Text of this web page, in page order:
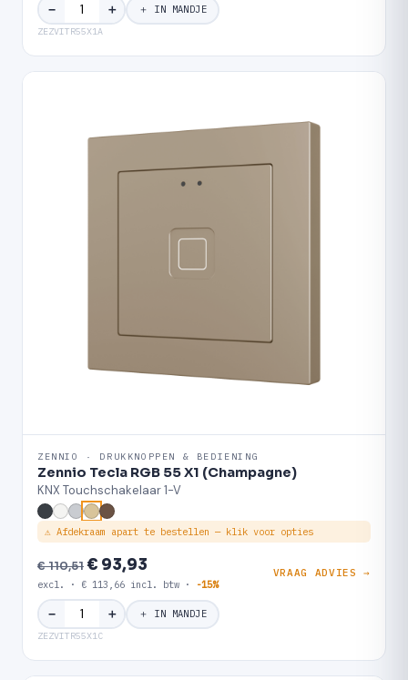
− ＋ ＋ IN MANDJE
ZEZVITR55X1A
ZENNIO · DRUKKNOPPEN & BEDIENING
Zennio Tecla RGB 55 X1 (Champagne)
KNX Touchschakelaar 1-V
⚠ Afdekraam apart te bestellen — klik voor opties
€ 110,51€ 93,93
excl. · € 113,66 incl. btw · -15%
VRAAG ADVIES →
− ＋ ＋ IN MANDJE
ZEZVITR55X1C